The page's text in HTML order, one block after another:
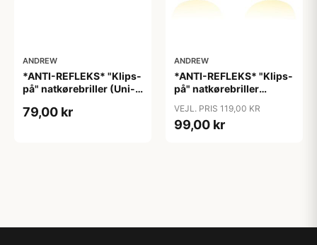
ANDREW
*ANTI-REFLEKS* "Klips-
på" natkørebriller (Uni-
79,00 kr
ANDREW
*ANTI-REFLEKS* "Klips-
på" natkørebriller
"Moon"
VEJL. PRIS 119,00 KR
99,00 kr